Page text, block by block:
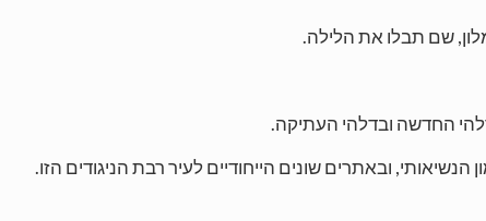
שם תבלו את הלילה.
החדשה ובדלהי העתיקה.
ובאתרים שונים הייחודיים לעיר רבת הניגודים הזו.